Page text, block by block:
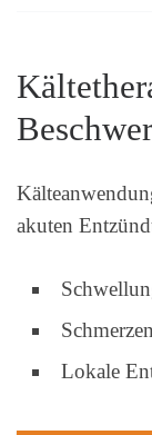
akuten
Lokale